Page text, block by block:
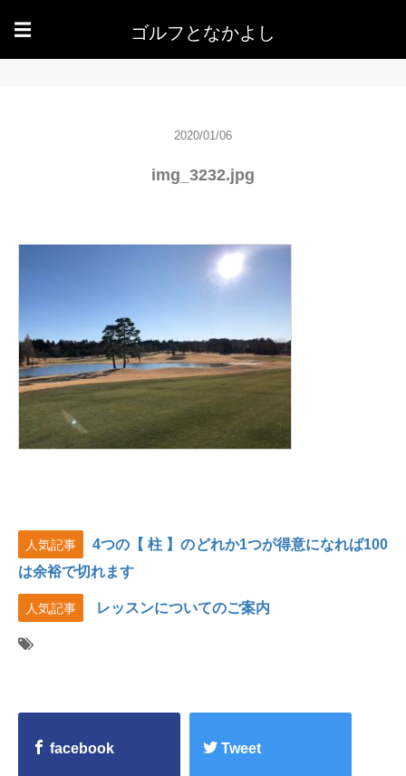
☰ ゴルフとなかよし
2020/01/06
img_3232.jpg
人気記事
4つの【 柱 】のどれか1つが得意になれば100
は余裕で切れます
人気記事 レッスンについてのご案内
facebook Tweet